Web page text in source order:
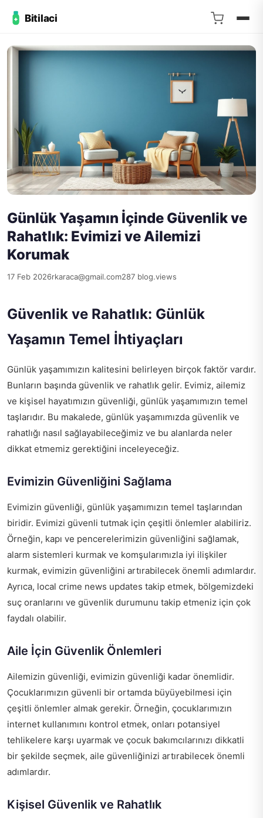
Bitilaci
Günlük Yaşamın İçinde Güvenlik ve
Rahatlık: Evimizi ve Ailemizi
Korumak
17 Feb 2026rkaraca@gmail.com287 blog.views
Güvenlik ve Rahatlık: Günlük
Yaşamın Temel İhtiyaçları
Günlük yaşamımızın kalitesini belirleyen birçok faktör vardır.
Bunların başında güvenlik ve rahatlık gelir. Evimiz, ailemiz
ve kişisel hayatımızın güvenliği, günlük yaşamımızın temel
taşlarıdır. Bu makalede, günlük yaşamımızda güvenlik ve
rahatlığı nasıl sağlayabileceğimiz ve bu alanlarda neler
dikkat etmemiz gerektiğini inceleyeceğiz.
Evimizin Güvenliğini Sağlama
Evimizin güvenliği, günlük yaşamımızın temel taşlarından
biridir. Evimizi güvenli tutmak için çeşitli önlemler alabiliriz.
Örneğin, kapı ve pencerelerimizin güvenliğini sağlamak,
alarm sistemleri kurmak ve komşularımızla iyi ilişkiler
kurmak, evimizin güvenliğini artırabilecek önemli adımlardır.
Ayrıca, local crime news updates takip etmek, bölgemizdeki
suç oranlarını ve güvenlik durumunu takip etmeniz için çok
faydalı olabilir.
Aile İçin Güvenlik Önlemleri
Ailemizin güvenliği, evimizin güvenliği kadar önemlidir.
Çocuklarımızın güvenli bir ortamda büyüyebilmesi için
çeşitli önlemler almak gerekir. Örneğin, çocuklarımızın
internet kullanımını kontrol etmek, onları potansiyel
tehlikelere karşı uyarmak ve çocuk bakımcılarınızı dikkatli
bir şekilde seçmek, aile güvenliğinizi artırabilecek önemli
adımlardır.
Kişisel Güvenlik ve Rahatlık